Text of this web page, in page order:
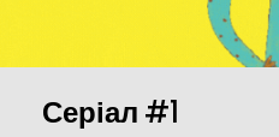
Серіал #1